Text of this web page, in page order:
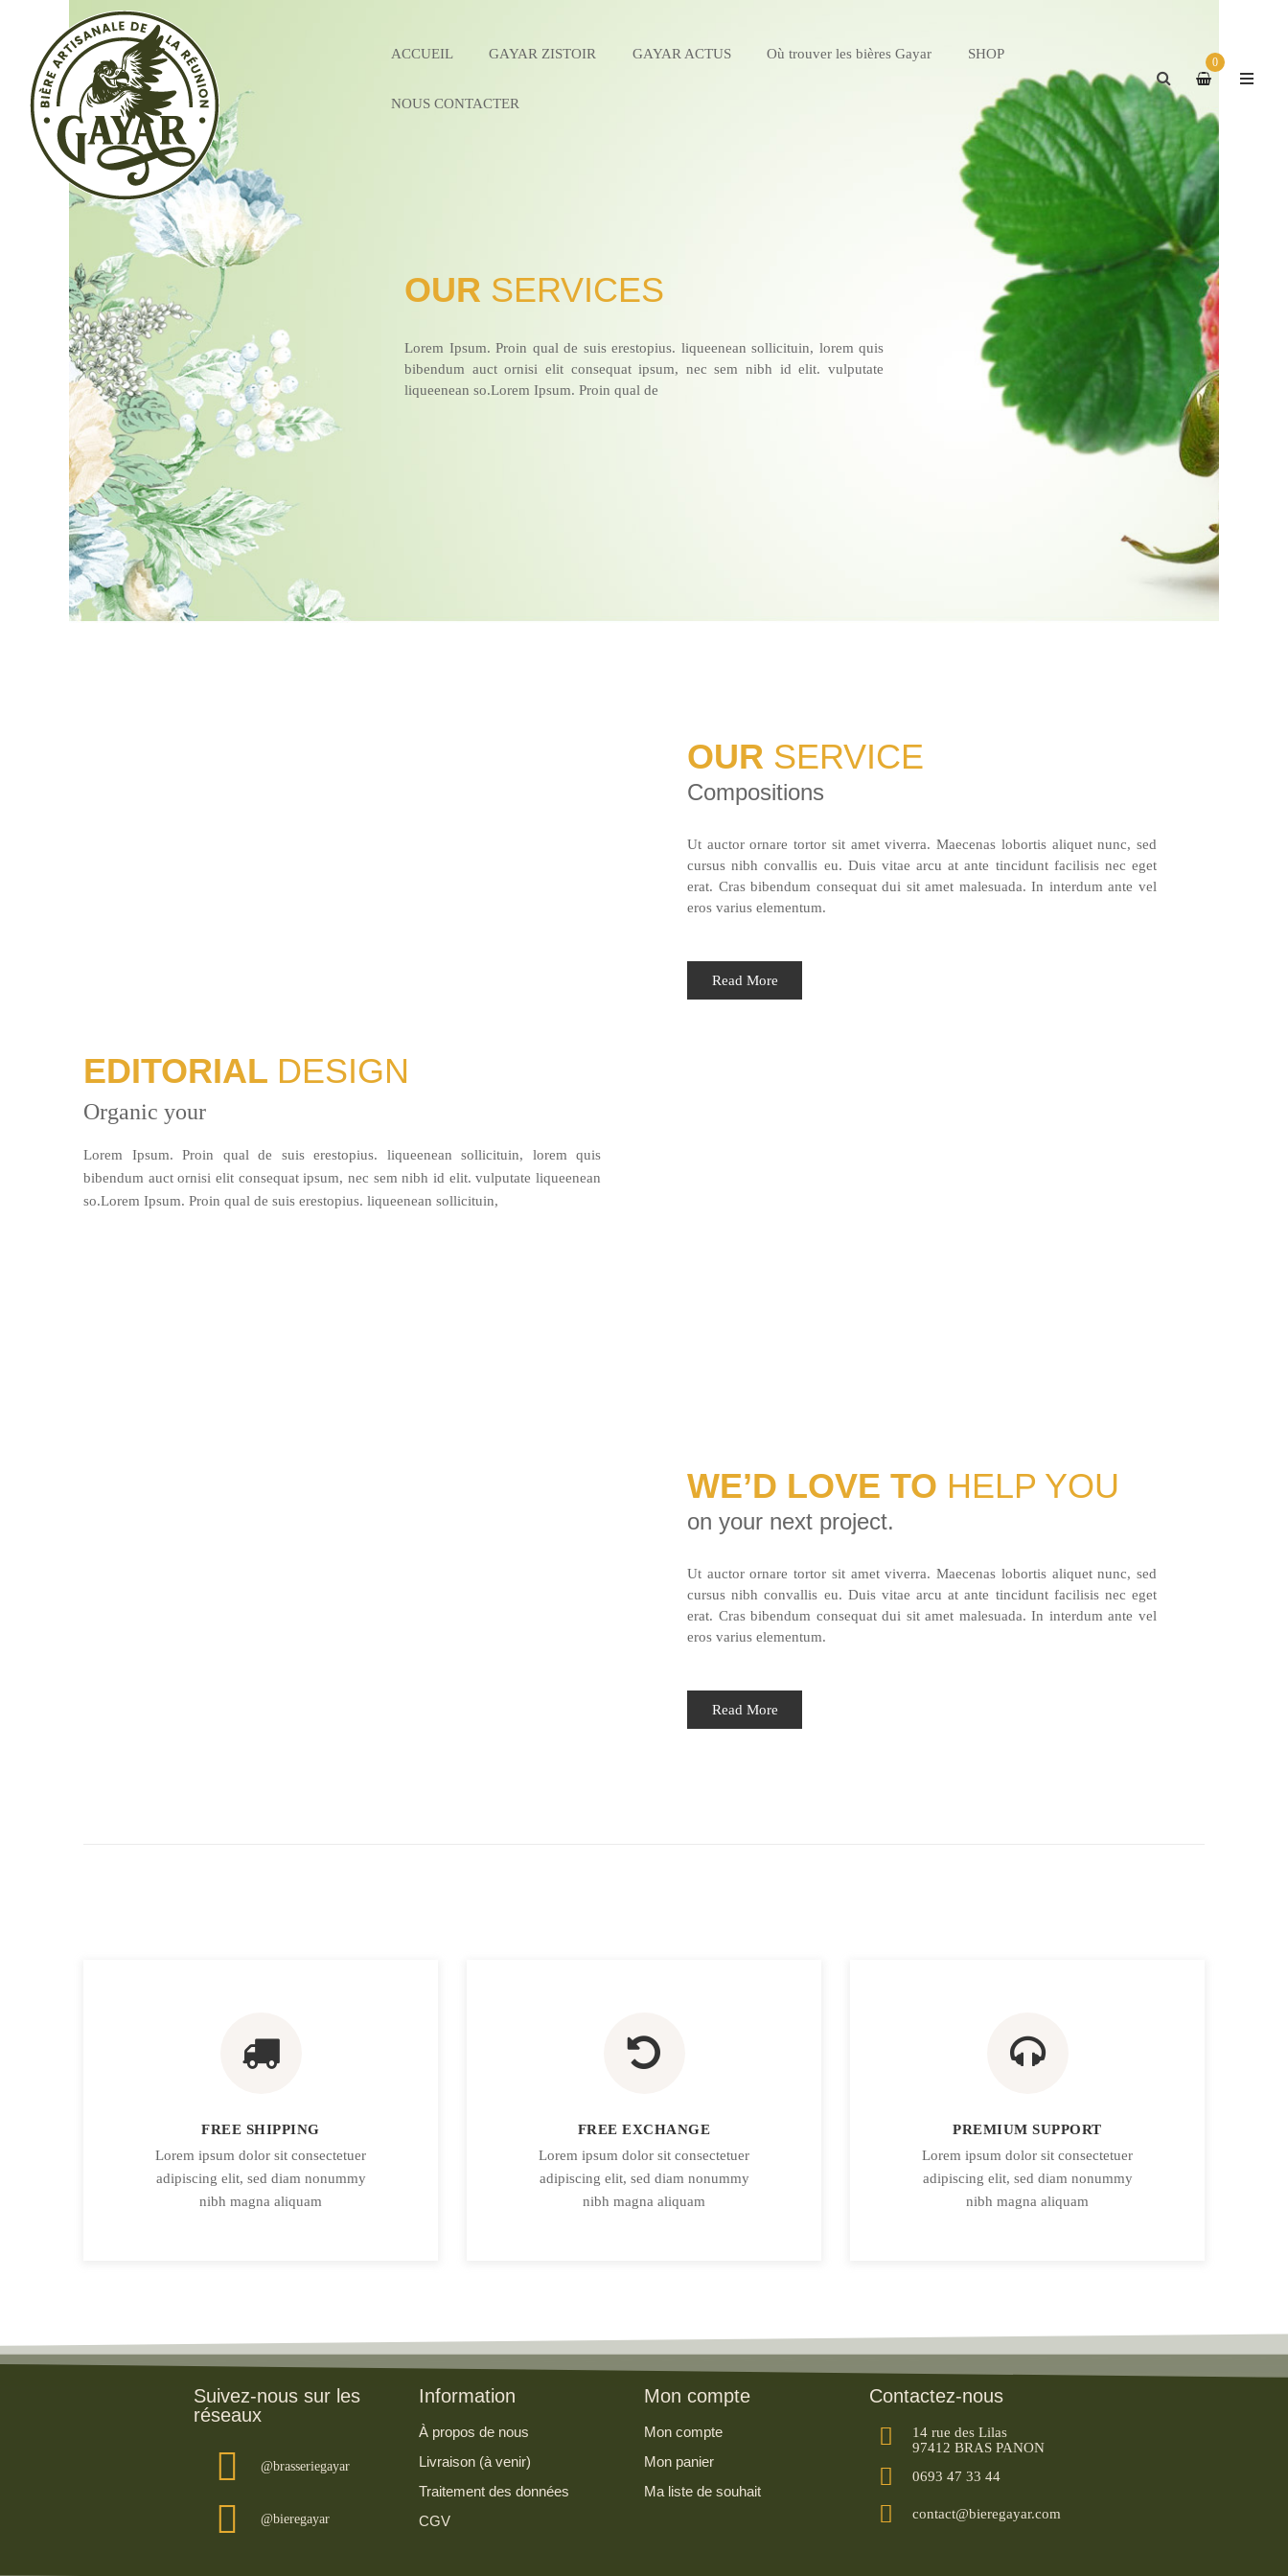
ACCUEIL GAYAR ZISTOIR GAYAR ACTUS Où trouver les bières Gayar SHOP
NOUS CONTACTER
0
OUR SERVICES
Lorem Ipsum. Proin qual de suis erestopius. liqueenean sollicituin, lorem quis
bibendum auct ornisi elit consequat ipsum, nec sem nibh id elit. vulputate
liqueenean so.Lorem Ipsum. Proin qual de
OUR SERVICE
Compositions
Ut auctor ornare tortor sit amet viverra. Maecenas lobortis aliquet nunc, sed
cursus nibh convallis eu. Duis vitae arcu at ante tincidunt facilisis nec eget
erat. Cras bibendum consequat dui sit amet malesuada. In interdum ante vel
eros varius elementum.
Read More
EDITORIAL DESIGN
Organic your
Lorem Ipsum. Proin qual de suis erestopius. liqueenean sollicituin, lorem quis
bibendum auct ornisi elit consequat ipsum, nec sem nibh id elit. vulputate liqueenean
so.Lorem Ipsum. Proin qual de suis erestopius. liqueenean sollicituin,
WE’D LOVE TO HELP YOU
on your next project.
Ut auctor ornare tortor sit amet viverra. Maecenas lobortis aliquet nunc, sed
cursus nibh convallis eu. Duis vitae arcu at ante tincidunt facilisis nec eget
erat. Cras bibendum consequat dui sit amet malesuada. In interdum ante vel
eros varius elementum.
Read More
FREE SHIPPING
Lorem ipsum dolor sit consectetuer
adipiscing elit, sed diam nonummy
nibh magna aliquam
FREE EXCHANGE
Lorem ipsum dolor sit consectetuer
adipiscing elit, sed diam nonummy
nibh magna aliquam
PREMIUM SUPPORT
Lorem ipsum dolor sit consectetuer
adipiscing elit, sed diam nonummy
nibh magna aliquam
Suivez-nous sur les
réseaux
@brasseriegayar
@bieregayar
Information
À propos de nous
Livraison (à venir)
Traitement des données
CGV
Mon compte
Mon compte
Mon panier
Ma liste de souhait
Contactez-nous
14 rue des Lilas
97412 BRAS PANON
0693 47 33 44
contact@bieregayar.com